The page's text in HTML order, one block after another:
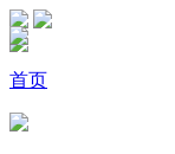
首页